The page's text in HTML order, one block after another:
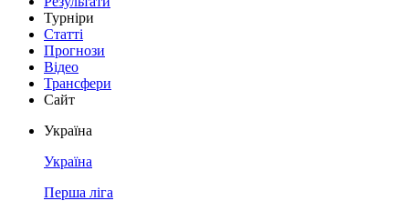
Турніри
Статті
Прогнози
Відео
Трансфери
Сайт
Україна
Україна
Перша ліга